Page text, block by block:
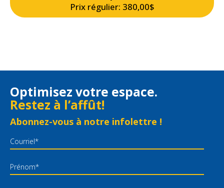
Prix régulier: 380,00$
Optimisez votre espace.
Restez à l’affût!
Abonnez-vous à notre infolettre !